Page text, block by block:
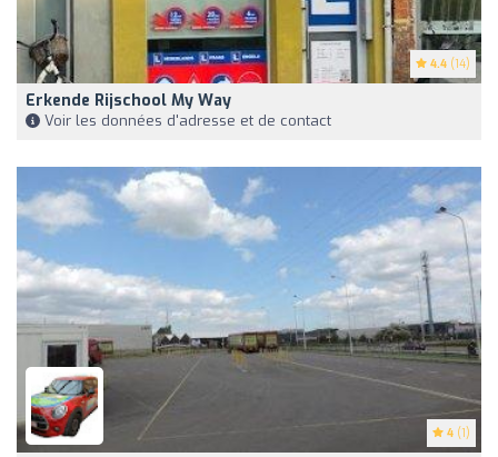
4.4 (14)
Erkende Rijschool My Way
Voir les données d'adresse et de contact
4 (1)